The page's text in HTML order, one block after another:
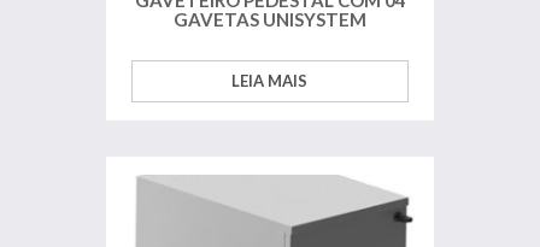
GAVETAS UNISYSTEM
LEIA MAIS